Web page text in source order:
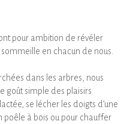
pour ambition de révéler
en chacun de nous.
dans les arbres, nous
goût simple des plaisirs
se lécher les doigts d’une
poêle à bois ou pour chauffer